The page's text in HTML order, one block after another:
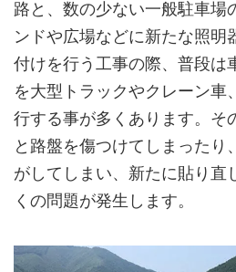
路と、数の少ない一般駐車場
ンドや広場などに新たな照明
付けを行う工事の際、普段は
を大型トラックやクレーン車
行する事が多くあります。そ
と路盤を傷つけてしまったり
がしてしまい、新たに貼り直
くの問題が発生します。